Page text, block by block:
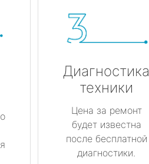
Диагностика
техники
Цена за ремонт
будет известна
после бесплатной
диагностики.